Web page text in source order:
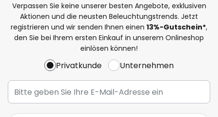
Verpassen Sie keine unserer besten Angebote, exklusiven
Aktionen und die neusten Beleuchtungstrends. Jetzt
registrieren und wir senden Ihnen einen 13%-Gutschein*,
den Sie bei Ihrem ersten Einkauf in unserem Onlineshop
einlösen können!
Privatkunde Unternehmen